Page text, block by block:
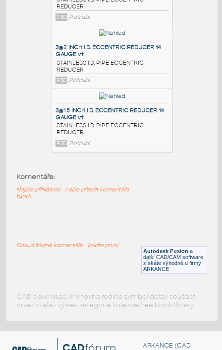
4@1.5 INCH I.D. ECCENTRIC REDUCER 14
GAUGE v1:
STAINLESS I.D. PIPE ECCENTRIC
REDUCER
F3D Potrubí
3@2.5 INCH I.D. ECCENTRIC REDUCER 14
GAUGE v1
STAINLESS I.D. PIPE ECCENTRIC
REDUCER
F3D Potrubí
3@2 INCH I.D. ECCENTRIC REDUCER 14
F3D Potrubí
STAINLESS I.D. PIPE ECCENTRIC
Autodesk Fusion a
další CAD/CAM software
získáte výhodně u firmy
ARKANCE
Komentáře:
Nejste přihlášeni - nelze připojit komentáře
bloků
Dosud žádné komentáře - buďte první
CAD download: knihovna rodina symbol detail součást
prvek stafáž výkres kategorie kolekce free block library
ARKANCE (CAD